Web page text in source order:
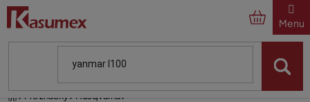
Prejsť
obsah
Pre značky
Husqvarna